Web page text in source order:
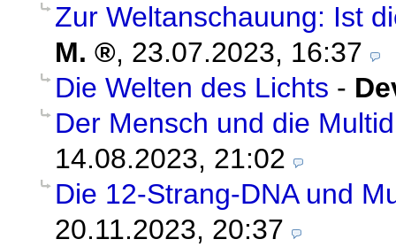
Zur Weltanschauung: Ist
M.
, 23.07.2023, 16:37
Die Welten des Lichts -
Der Mensch und die
14.08.2023, 21:02
Die 12-Strang-DNA und
20.11.2023, 20:37